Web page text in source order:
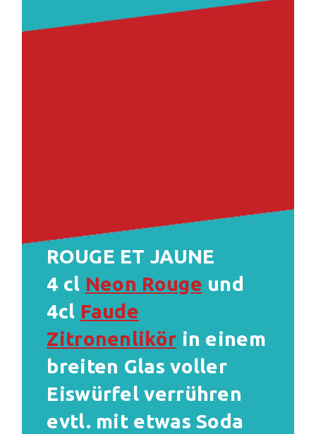
ROUGE ET JAUNE
4 cl Neon Rouge und
4cl Faude
Zitronenlikör in einem
breiten Glas voller
Eiswürfel verrühren
evtl. mit etwas Soda